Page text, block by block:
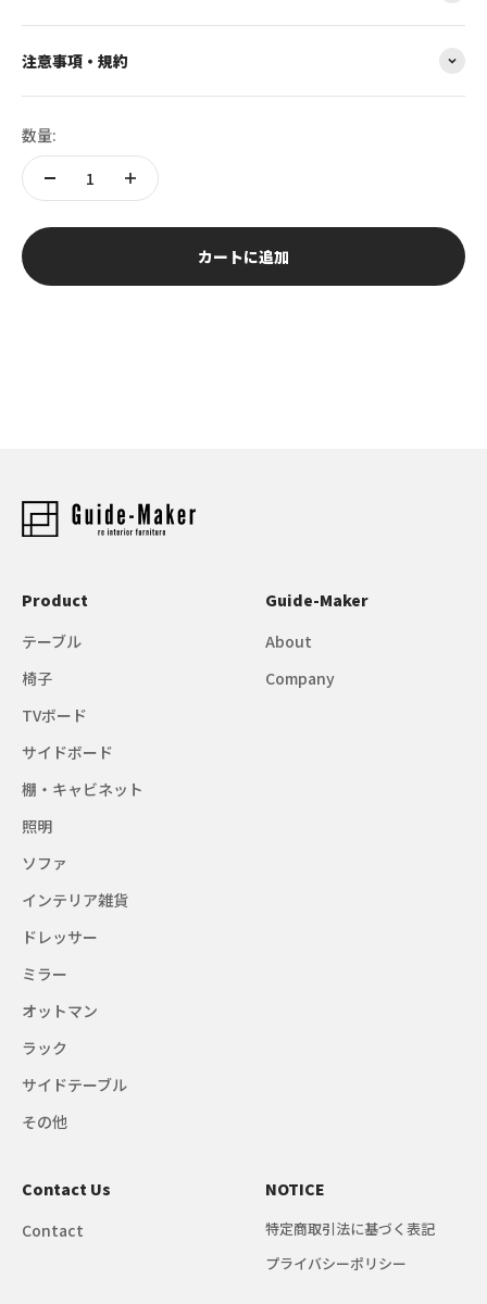
注意事項・規約
数量:
カートに追加
Product
テーブル
椅子
TVボード
サイドボード
棚・キャビネット
照明
ソファ
インテリア雑貨
ドレッサー
ミラー
オットマン
ラック
サイドテーブル
その他
Guide-Maker
About
Company
Contact Us
Contact
NOTICE
特定商取引法に基づく表記
プライバシーポリシー